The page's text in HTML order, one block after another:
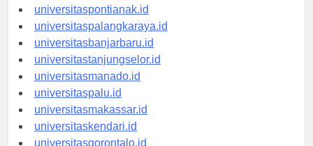
universitaskupang.id
universitaspontianak.id
universitaspalangkaraya.id
universitasbanjarbaru.id
universitastanjungselor.id
universitasmanado.id
universitaspalu.id
universitasmakassar.id
universitaskendari.id